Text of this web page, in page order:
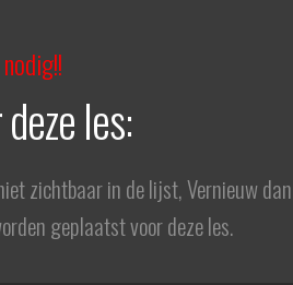
les:
zichtbaar in de lijst, Vernieuw
geplaatst voor deze les.